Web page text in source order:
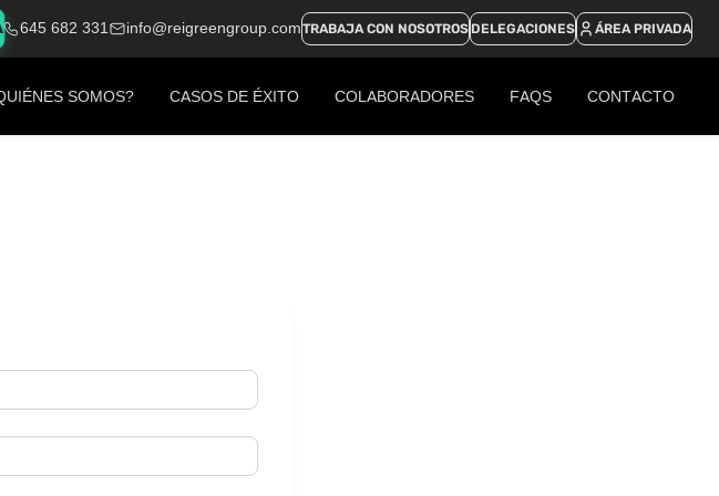
645 682 331 info@reigreengroup.comTRABAJA CON NOSOTROS DELEGACIONES ÁREA PRIVADA
SOMOS? CASOS DE ÉXITO COLABORADORES FAQS CONTACTO